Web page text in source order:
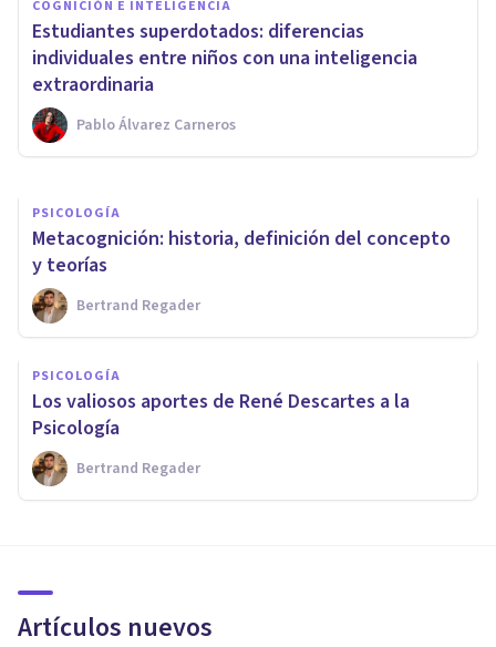
COGNICIÓN E INTELIGENCIA
Estudiantes superdotados: diferencias
individuales entre niños con una inteligencia
extraordinaria
Pablo Álvarez Carneros
PSICOLOGÍA
¿Qué es la Psicología? 5 claves
para descubrir esta ciencia
Adrián Triglia
PSICOLOGÍA
Metacognición: historia, definición del concepto
y teorías
Bertrand Regader
PSICOLOGÍA
Los valiosos aportes de René Descartes a la
Psicología
Bertrand Regader
Artículos nuevos